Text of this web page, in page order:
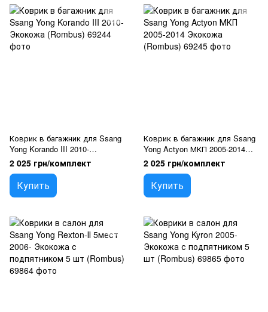
Коврик в багажник для Ssang
Yong Korando III 2010-
Экокожа (Rombus)
2 025 грн/комплект
Купить
Коврик в багажник для Ssang
Yong Actyon МКП 2005-2014
Экокожа (Rombus)
2 025 грн/комплект
Купить